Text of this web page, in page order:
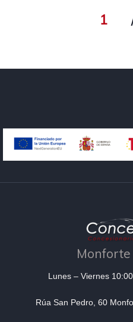
1
Monforte
Lunes – Viernes
Rúa San Pedro, 60